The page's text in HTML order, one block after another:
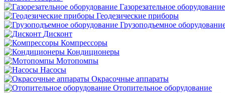
Газорезательное оборудование
Геодезические приборы
Грузоподъемное
Дисконт
Компрессоры
Кондиционеры
Мотопомпы
Насосы
Окрасочные аппараты
Отопительное оборудование